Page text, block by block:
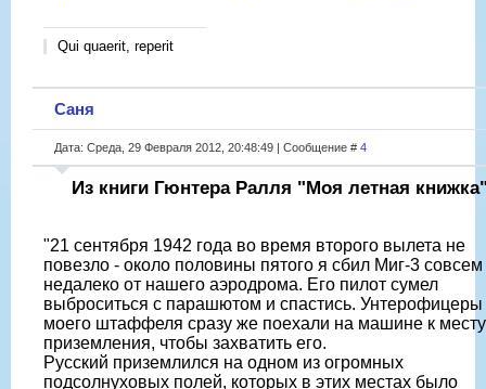
Qui quaerit, reperit
Саня
Дата: Среда, 29 Февраля 2012, 20:48:49 | Сообщение # 4
Из книги Гюнтера Ралля "Моя летная
"21 сентября 1942 года во время второго вылета не
повезло - около половины пятого я сбил Миг-3 совсем
недалеко от нашего аэродрома. Его пилот сумел
выброситься с парашютом и спастись. Унтерофицеры
моего штаффеля сразу же поехали на машине к месту
приземления, чтобы захватить его.
Русский приземлился на одном из огромных
подсолнуховых полей, которых в этих местах было